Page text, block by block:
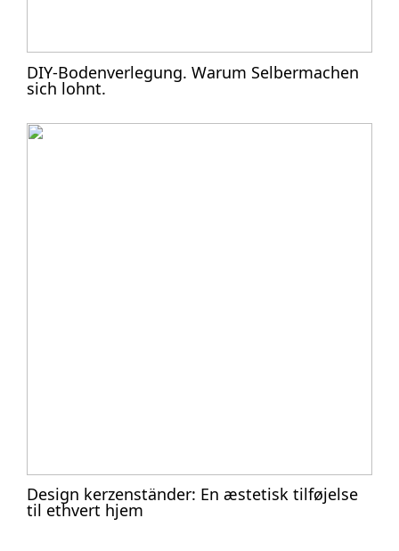
DIY-Bodenverlegung. Warum Selbermachen
sich lohnt.
Design kerzenständer: En æstetisk tilføjelse
til ethvert hjem